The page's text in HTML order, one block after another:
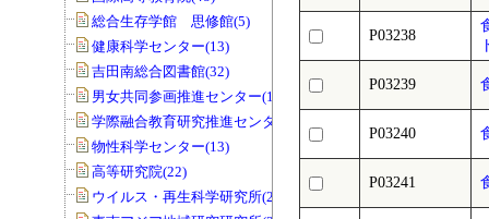
総合生存学館 思修館(5)
健康科学センター(13)
吉田南総合図書館(32)
男女共同参画推進センター(141)
学際融合教育研究推進センター(11)
物性科学センター(13)
高等研究院(22)
ウイルス・再生科学研究所(29)
P03238
P03239
P03240
P03241